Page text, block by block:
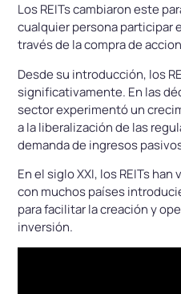
Los REITs cambiaron este
cualquier persona participar
través de la compra de
Desde su introducción, los
significativamente. En las
sector experimentó un
a la liberalización de las
demanda de ingresos
En el siglo XXI, los REITs
con muchos países
para facilitar la creación y
inversión.